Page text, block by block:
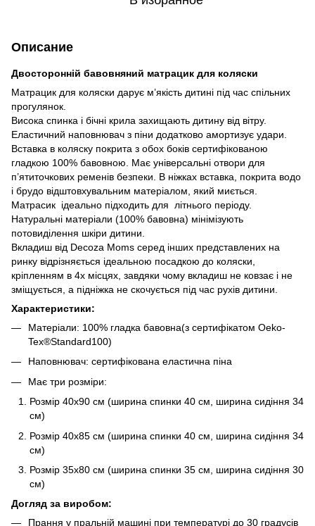
Описание
Двосторонній бавовняний матрацик для коляски
Матрацик для коляски дарує м’якість дитині під час спільних
прогулянок.
Висока спинка і бічні крила захищають дитину від вітру.
Еластичний наповнювач з піни додатково амортизує удари.
Вставка в коляску покрита з обох боків сертифікованою
гладкою 100% бавовною. Має універсальні отвори для
п’ятиточкових ременів безпеки. В ніжках вставка, покрита водо
і брудо відштовхувальним матеріалом, який миється.
Матрасик ідеально підходить для літнього періоду.
Натуральні матеріали (100% бавовна) мінімізують
потовиділення шкіри дитини.
Вкладиш від Decoza Moms серед інших представлених на
ринку відрізняється ідеальною посадкою до коляски,
кріпленням в 4х місцях, завдяки чому вкладиш не ковзає і не
зміщується, а підніжка не скочується під час рухів дитини.
Характеристики:
Матеріали: 100% гладка бавовна(з сертифікатом Oeko-
Tex®Standard100)
Наповнювач: сертифікована еластична піна
Має три розміри:
Розмір 40х90 см (ширина спинки 40 см, ширина сидіння 34
см)
Розмір 40х85 см (ширина спинки 40 см, ширина сидіння 34
см)
Розмір 35х80 см (ширина спинки 35 см, ширина сидіння 30
см)
Догляд за виробом:
Прання у пральній машині при температурі до 30 градусів